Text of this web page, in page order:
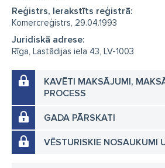
Reģistrs, Ierakstīts reģistrā:
Komercreģistrs, 29.04.1993
Juridiskā adrese:
Rīga, Lastādijas iela 43, LV-1003
KAVĒTI MAKSĀJUMI,
PROCESS
GADA PĀRSKATI
VĒSTURISKIE NOSAUKUMI